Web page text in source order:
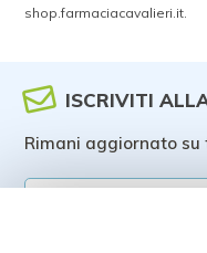
shop.farmaciacavalieri.it.
ISCRIVITI
Rimani aggiornato